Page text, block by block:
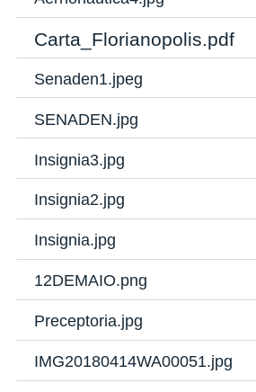
Carta_Florianopolis.pdf
Senaden1.jpeg
SENADEN.jpg
Insignia3.jpg
Insignia2.jpg
Insignia.jpg
12DEMAIO.png
Preceptoria.jpg
IMG20180414WA00051.jpg